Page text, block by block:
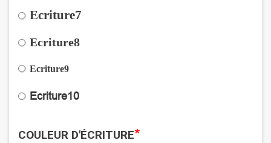
Ecriture7
Ecriture8
Ecriture9
Ecriture10
COULEUR D'ÉCRITURE*